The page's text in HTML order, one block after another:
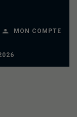
MON COMPTE